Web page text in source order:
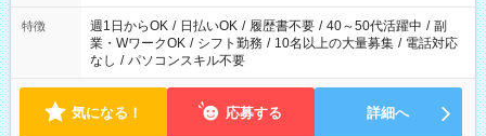
特徴 週1日からOK / 日払いOK / 履歴書不要 / 40～50代活躍中 / 副
業・WワークOK / シフト勤務 / 10名以上の大量募集 / 電話対応
なし / パソコンスキル不要
気になる！ 応募する 詳細へ